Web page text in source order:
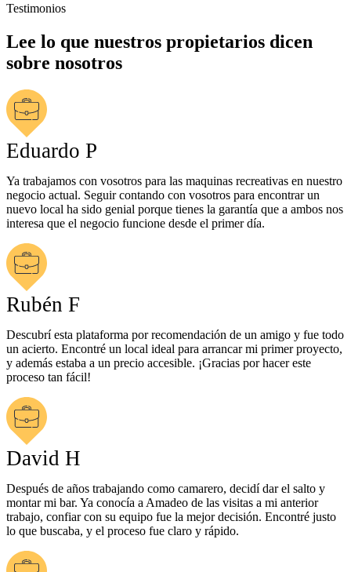
Testimonios
Lee lo que nuestros propietarios dicen
sobre nosotros
Eduardo P
Ya trabajamos con vosotros para las maquinas recreativas en nuestro
negocio actual. Seguir contando con vosotros para encontrar un
nuevo local ha sido genial porque tienes la garantía que a ambos nos
interesa que el negocio funcione desde el primer día.
Rubén F
Descubrí esta plataforma por recomendación de un amigo y fue todo
un acierto. Encontré un local ideal para arrancar mi primer proyecto,
y además estaba a un precio accesible. ¡Gracias por hacer este
proceso tan fácil!
David H
Después de años trabajando como camarero, decidí dar el salto y
montar mi bar. Ya conocía a Amadeo de las visitas a mi anterior
trabajo, confiar con su equipo fue la mejor decisión. Encontré justo
lo que buscaba, y el proceso fue claro y rápido.